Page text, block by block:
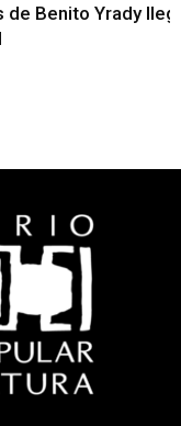
de Benito Yrady